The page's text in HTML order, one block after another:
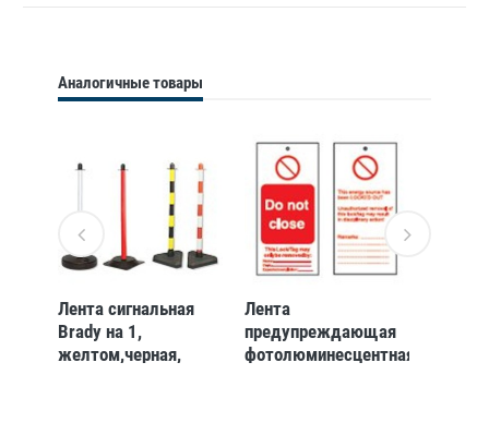
Аналогичные товары
Лента сигнальная
Brady на 1,
желтом,черная,
Лента
предупреждающая
фотолюминесцентная